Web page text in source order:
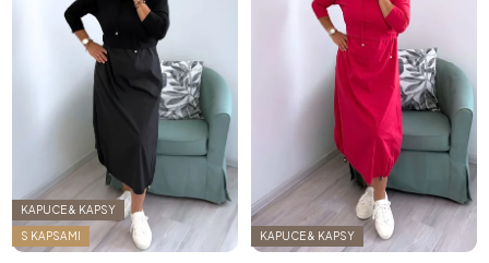
KAPUCE & KAPSY
S KAPSAMI
KAPUCE & KAPSY